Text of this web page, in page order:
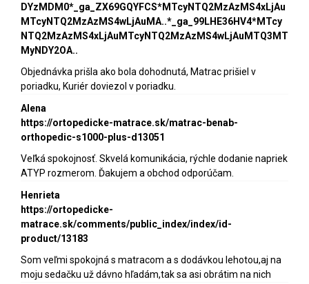
DYzMDM0*_ga_ZX69GQYFCS*MTcyNTQ2MzAzMS4xLjAu
MTcyNTQ2MzAzMS4wLjAuMA..*_ga_99LHE36HV4*MTcy
NTQ2MzAzMS4xLjAuMTcyNTQ2MzAzMS4wLjAuMTQ3MT
MyNDY2OA..
Objednávka prišla ako bola dohodnutá, Matrac prišiel v
poriadku, Kuriér doviezol v poriadku.
Alena
https://ortopedicke-matrace.sk/matrac-benab-
orthopedic-s1000-plus-d13051
Veľká spokojnosť. Skvelá komunikácia, rýchle dodanie napriek
ATYP rozmerom. Ďakujem a obchod odporúčam.
Henrieta
https://ortopedicke-
matrace.sk/comments/public_index/index/id-
product/13183
Som veľmi spokojná s matracom a s dodávkou lehotou,aj na
moju sedačku už dávno hľadám,tak sa asi obrátim na nich